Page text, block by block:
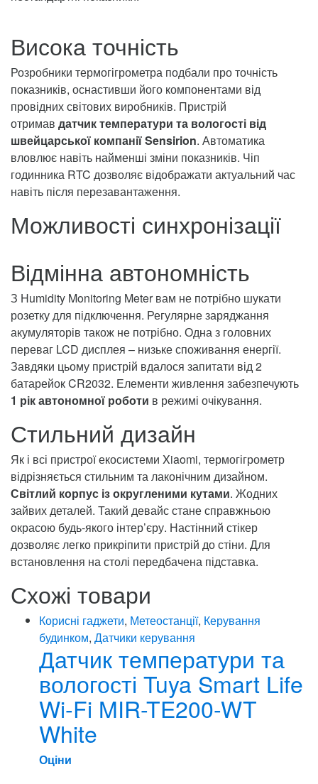
Висока точність
Розробники термогігрометра подбали про точність
показників, оснастивши його компонентами від
провідних світових виробників. Пристрій
отримав датчик температури та вологості від
швейцарської компанії Sensirion. Автоматика
вловлює навіть найменші зміни показників. Чіп
годинника RTC дозволяє відображати актуальний час
навіть після перезавантаження.
Можливості синхронізації
Відмінна автономність
З Humidity Monitoring Meter вам не потрібно шукати
розетку для підключення. Регулярне заряджання
акумуляторів також не потрібно. Одна з головних
переваг LCD дисплея – низьке споживання енергії.
Завдяки цьому пристрій вдалося запитати від 2
батарейок CR2032. Елементи живлення забезпечують
1 рік автономної роботи в режимі очікування.
Стильний дизайн
Як і всі пристрої екосистеми Xiaomi, термогігрометр
відрізняється стильним та лаконічним дизайном.
Світлий корпус із округленими кутами. Жодних
зайвих деталей. Такий девайс стане справжньою
окрасою будь-якого інтер’єру. Настінний стікер
дозволяє легко прикріпити пристрій до стіни. Для
встановлення на столі передбачена підставка.
Схожі товари
Корисні гаджети, Метеостанції, Керування
будинком, Датчики керування
Датчик температури та
вологості Tuya Smart Life
Wi-Fi MIR-TE200-WT
White
Оціни